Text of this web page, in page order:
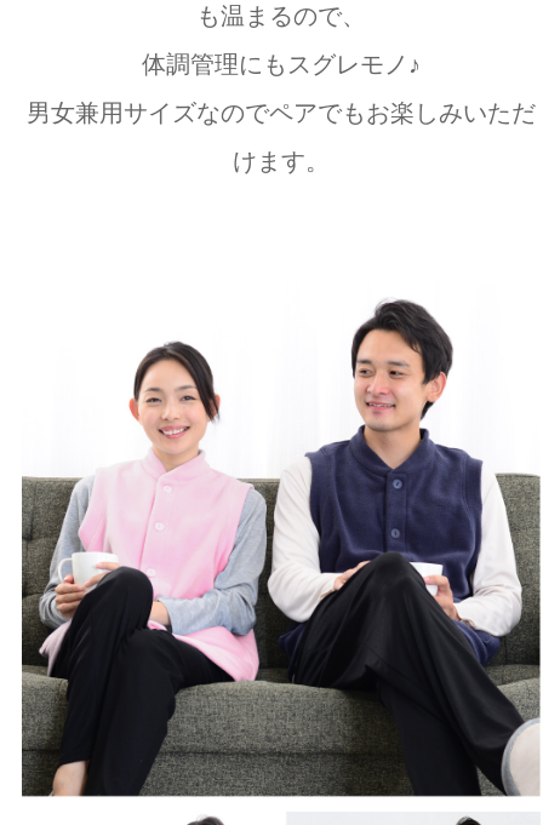
も温まるので、
体調管理にもスグレモノ♪
男女兼用サイズなのでペアでもお楽しみいただ
けます。